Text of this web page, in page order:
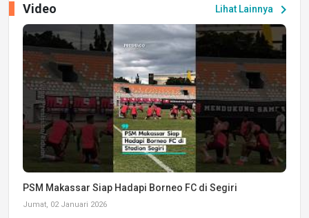
Lihat Lainnya chevron_right
Video
PSM Makassar Siap Hadapi Borneo FC di Segiri
Jumat, 02 Januari 2026